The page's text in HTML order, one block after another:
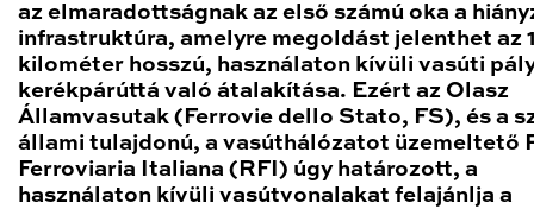
az elmaradottságnak az első számú oka a
infrastruktúra, amelyre megoldást jelenthet az
kilométer hosszú, használaton kívüli vasúti
kerékpárúttá való átalakítása. Ezért az Olasz
Államvasutak (Ferrovie dello Stato, FS), és a
állami tulajdonú, a vasúthálózatot üzemeltető
Ferroviaria Italiana (RFI) úgy határozott, a
használaton kívüli vasútvonalakat felajánlja a